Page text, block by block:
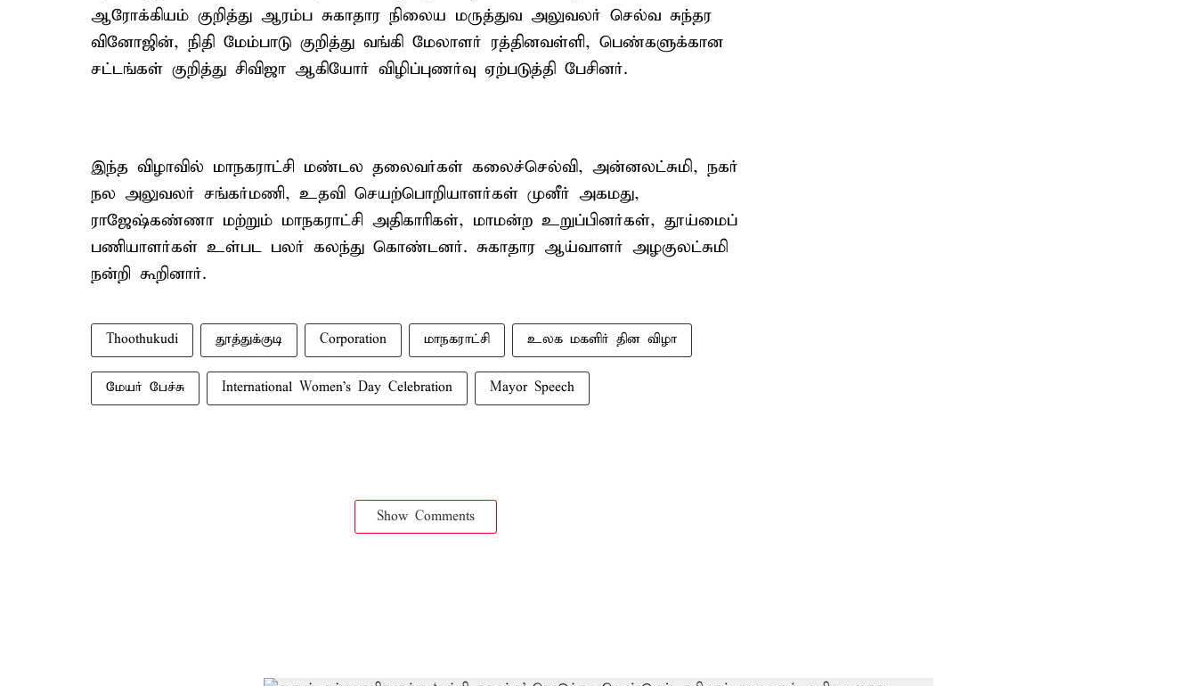
ஆரோக்கியம் குறித்து ஆரம்ப சுகாதார நிலைய மருத்துவ அலுவலர் செல்வ சுந்தர
வினோஜின், நிதி மேம்பாடு குறித்து வங்கி மேலாளர் ரத்தினவள்ளி, பெண்களுக்கான
சட்டங்கள் குறித்து சிவிஜா ஆகியோர் விழிப்புணர்வு ஏற்படுத்தி பேசினர்.
இந்த விழாவில் மாநகராட்சி மண்டல தலைவர்கள் கலைச்செல்வி, அன்னலட்சுமி, நகர்
நல அலுவலர் சங்கர்மணி, உதவி செயற்பொறியாளர்கள் முனீர் அகமது,
ராஜேஷ்கண்ணா மற்றும் மாநகராட்சி அதிகாரிகள், மாமன்ற உறுப்பினர்கள், தூய்மைப்
பணியாளர்கள் உள்பட பலர் கலந்து கொண்டனர். சுகாதார ஆய்வாளர் அழகுலட்சுமி
நன்றி கூறினார்.
Thoothukudi தூத்துக்குடி Corporation மாநகராட்சி உலக மகளிர் தின விழா
மேயர் பேச்சு International Women's Day Celebration Mayor Speech
Show Comments